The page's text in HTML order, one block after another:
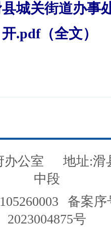
县城关街道办事
开.pdf（全文）
办公室
地址:滑
中段
备案序
2023004875号